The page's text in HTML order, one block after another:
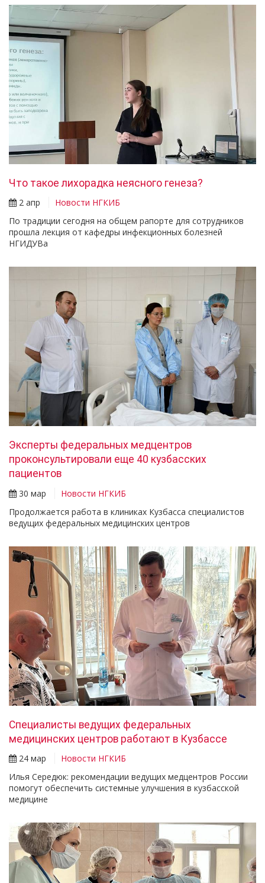
Что такое лихорадка неясного генеза?
2 апр
Новости НГКИБ
По традиции сегодня на общем рапорте для сотрудников
прошла лекция от кафедры инфекционных болезней
НГИДУВа
Эксперты федеральных медцентров
проконсультировали еще 40 кузбасских
пациентов
30 мар
Новости НГКИБ
Продолжается работа в клиниках Кузбасса специалистов
ведущих федеральных медицинских центров
Специалисты ведущих федеральных
медицинских центров работают в Кузбассе
24 мар
Новости НГКИБ
Илья Середюк: рекомендации ведущих медцентров России
помогут обеспечить системные улучшения в кузбасской
медицине